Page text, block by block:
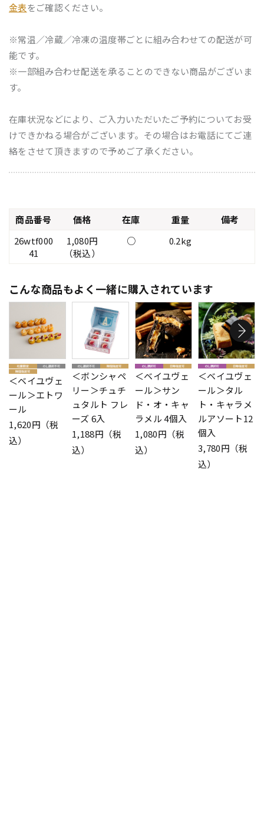
金表をご確認ください。
※常温／冷蔵／冷凍の温度帯ごとに組み合わせての配送が可
能です。
※一部組み合わせ配送を承ることのできない商品がございま
す。
在庫状況などにより、ご入力いただいたご予約についてお受
けできかねる場合がございます。その場合はお電話にてご連
絡をさせて頂きますので予めご了承ください。
商品番号 価格 在庫 重量
備考
26wtf000
41
1,080円
（税込）
○ 0.2kg
こんな商品もよく一緒に購入されています
＜ベイユヴェ
ール＞エトワ
ール
1,620円（税
込）
＜ボンシャペ
リー＞チュチ
ュタルト フレ
ーズ 6入
1,188円（税
込）
＜ベイユヴェ
ール＞サン
ド・オ・キャ
ラメル 4個入
1,080円（税
込）
＜ベイユヴェ
ール＞タル
ト・キャラメ
ルアソート12
個入
3,780円（税
込）